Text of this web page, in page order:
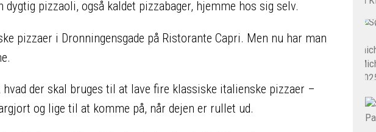
pizzaoli, også kaldet pizzabager, hjemme hos sig selv.
pizzaer i Dronningensgade på Ristorante Capri. Men nu har man
der skal bruges til at lave fire klassiske italienske pizzaer –
og lige til at komme på, når dejen er rullet ud.